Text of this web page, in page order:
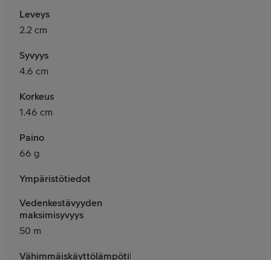
Leveys
2.2 cm
Syvyys
4.6 cm
Korkeus
1.46 cm
Paino
66 g
Ympäristötiedot
Vedenkestävyyden
maksimisyvyys
50 m
Vähimmäiskäyttölämpötila